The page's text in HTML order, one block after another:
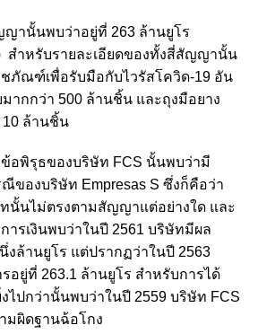
านั้นพบว่าอยู่ที่ 263 ล้านยูโร
สำหรับรายละเอียดของทั้งสี่สัญญานั้น
ชภัณฑ์เพื่อรับมือกับไวรัสโควิด-19 อัน
ากกว่า 500 ล้านชิ้น และถุงมือยาง
10 ล้านชิ้น
อพิรุธของบริษัท FCS นั้นพบว่ามี
ของบริษัท Empresas S ซึ่งก็คือว่า
นั้นไม่ตรงตามสัญญาแต่อย่างใด และ
ารเงินพบว่าในปี 2561 บริษัทมีผล
งล้านยูโร แต่ปรากฏว่าในปี 2563
อยู่ที่ 263.1 ล้านยูโร สำหรับการได้
ปกว่านั้นพบว่าในปี 2559 บริษัท FCS
มผิดฐานฉ้อโกง